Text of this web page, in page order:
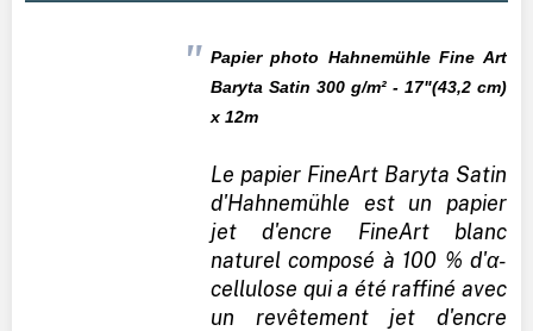
Papier photo Hahnemühle Fine Art
Baryta Satin 300g/m² - 17"(43,2 cm)
x 12m
Le papier FineArt Baryta Satin
d'Hahnemühle est un papier
jet d'encre FineArt blanc
naturel composé à 100 % d'α-
cellulose qui a été raffiné avec
un revêtement jet d'encre